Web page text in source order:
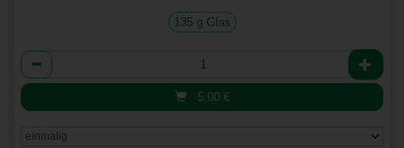
135 g Glas
Anzahl
5,00 €